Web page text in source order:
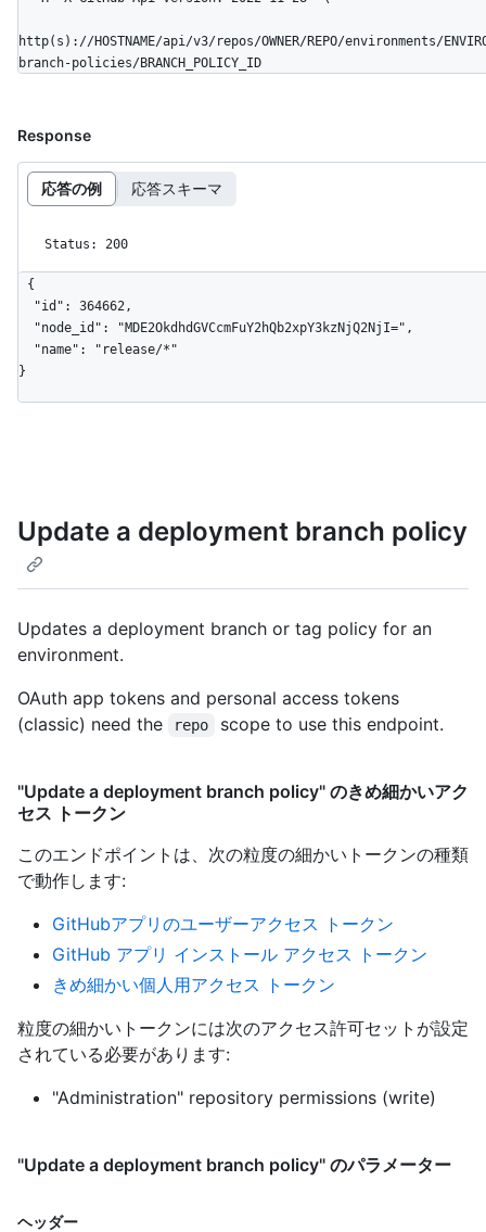
http(s)://HOSTNAME/api/v3/repos/OWNER/REPO/environments/
branch-policies/BRANCH_POLICY_ID
Response
応答の例 応答スキーマ
Status: 200
{
}
Update a deployment branch policy
Updates a deployment branch or tag policy for an
environment.
OAuth app tokens and personal access tokens
(classic) need the
repo scope to use this endpoint.
"Update a deployment branch policy" のきめ細かいアク
セス トークン
このエンドポイントは、次の粒度の細かいトークンの種類
で動作します:
GitHubアプリのユーザーアクセス トークン
GitHub アプリ インストール アクセス トークン
きめ細かい個人用アクセス トークン
粒度の細かいトークンには次のアクセス許可セットが設定
されている必要があります:
"Administration" repository permissions (write)
"Update a deployment branch policy" のパラメーター
ヘッダー